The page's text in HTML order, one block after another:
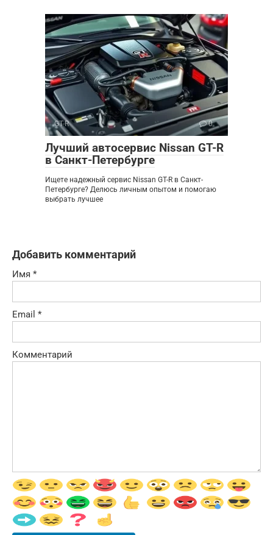
GT-R 0
Лучший автосервис Nissan GT-R
в Санкт-Петербурге
Ищете надежный сервис Nissan GT-R в Санкт-
Петербурге? Делюсь личным опытом и помогаю
выбрать лучшее
Добавить комментарий
Имя *
Email *
Комментарий